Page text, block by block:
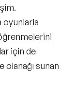
oyunlarla
için de
olanağı sunan